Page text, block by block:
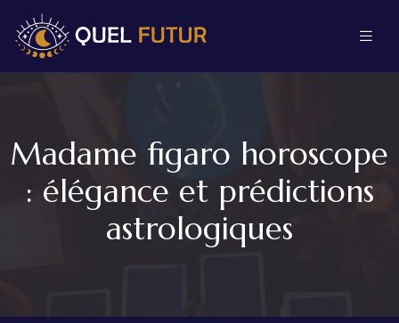
Madame figaro horoscope
: élégance et prédictions
astrologiques